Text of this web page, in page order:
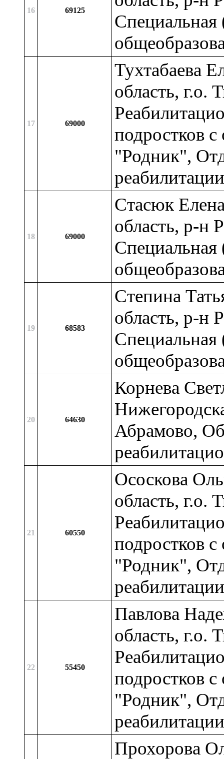
16 69125
Специальная
17 69000
Тухтабаева
область,
подростков
"Родник",
реабилитации
18 69000
Стасюк
область, р-н
Специальная
19 68583
Степина
область, р-н
Специальная
20 64630
Корнева
Абрамово,
21 60550
Ососкова
область,
подростков
"Родник",
реабилитации
22 55450
Павлова
область,
подростков
"Родник",
реабилитации
Прохорова